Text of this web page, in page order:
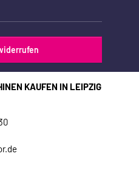
KAUFEN IN LEIPZIG